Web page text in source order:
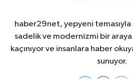
haber29net, yepyeni
sadelik ve modernizmi bir
kaçınıyor ve insanlara haber
sunuyor.